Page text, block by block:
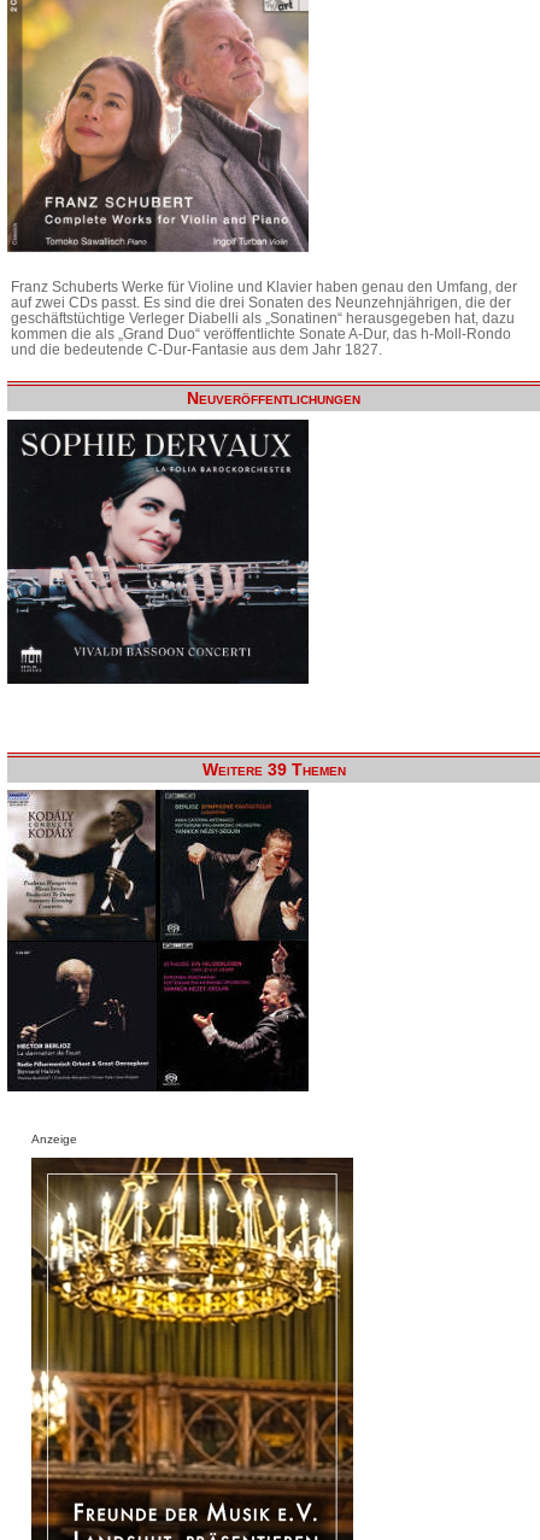
Franz Schuberts Werke für Violine und Klavier haben genau den Umfang, der
auf zwei CDs passt. Es sind die drei Sonaten des Neunzehnjährigen, die der
geschäftstüchtige Verleger Diabelli als „Sonatinen“ herausgegeben hat, dazu
kommen die als „Grand Duo“ veröffentlichte Sonate A-Dur, das h-Moll-Rondo
und die bedeutende C-Dur-Fantasie aus dem Jahr 1827.
Neuveröffentlichungen
Weitere 39 Themen
Anzeige